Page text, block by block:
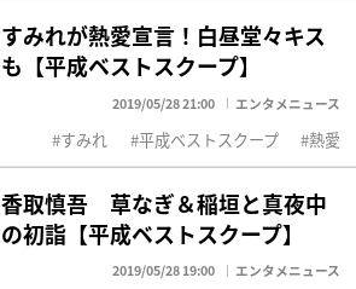
すみれが熱愛宣言！白昼堂々キス
も【平成ベストスクープ】
2019/05/28 21:00 エンタメニュース
すみれ 平成ベストスクープ 熱愛
香取慎吾 草なぎ＆稲垣と真夜中
の初詣【平成ベストスクープ】
2019/05/28 19:00 エンタメニュース